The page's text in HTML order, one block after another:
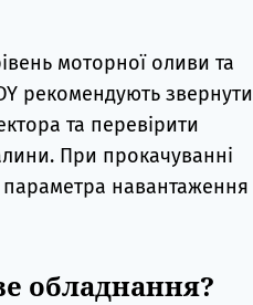
моторної оливи та
рекомендують звернути
та перевірити
При прокачуванні
параметра навантаження
обладнання?